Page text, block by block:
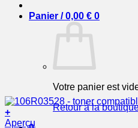
Panier /0,00 € 0
Votre panier est
Retour à la
+
Aperçu